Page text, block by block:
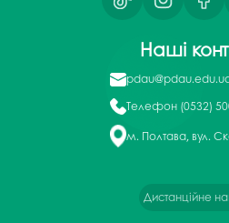
Наші
Телефон (0532)
м. Полтава, вул.
Дистанційне